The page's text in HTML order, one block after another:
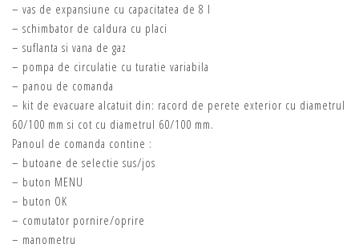
– vas de expansiune cu capacitatea de 8 l
– schimbator de caldura cu placi
– suflanta si vana de gaz
– pompa de circulatie cu turatie variabila
– panou de comanda
– kit de evacuare alcatuit din: racord de perete exterior cu diametrul
60/100 mm si cot cu diametrul 60/100 mm.
Panoul de comanda contine :
– butoane de selectie sus/jos
– buton MENU
– buton OK
– comutator pornire/oprire
– manometru